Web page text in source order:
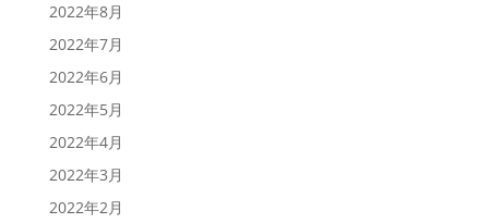
2022年8月
2022年7月
2022年6月
2022年5月
2022年4月
2022年3月
2022年2月